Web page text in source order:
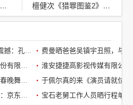
檀健次《猎罪图鉴2》一镜到底，精湛演技诠释沈翊深度
淮安捷捷高影视传媒有限公司